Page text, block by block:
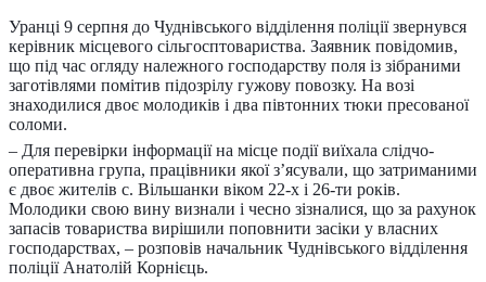
Уранці 9 серпня до Чуднівського відділення поліції звернувся
керівник місцевого сільгосптовариства. Заявник повідомив,
що під час огляду належного господарству поля із зібраними
заготівлями помітив підозрілу гужову повозку. На возі
знаходилися двоє молодиків і два півтонних тюки пресованої
соломи.
– Для перевірки інформації на місце події виїхала слідчо-
оперативна група, працівники якої з’ясували, що затриманими
є двоє жителів с. Вільшанки віком 22-х і 26-ти років.
Молодики свою вину визнали і чесно зізналися, що за рахунок
запасів товариства вирішили поповнити засіки у власних
господарствах, – розповів начальник Чуднівського відділення
поліції Анатолій Корнієць.